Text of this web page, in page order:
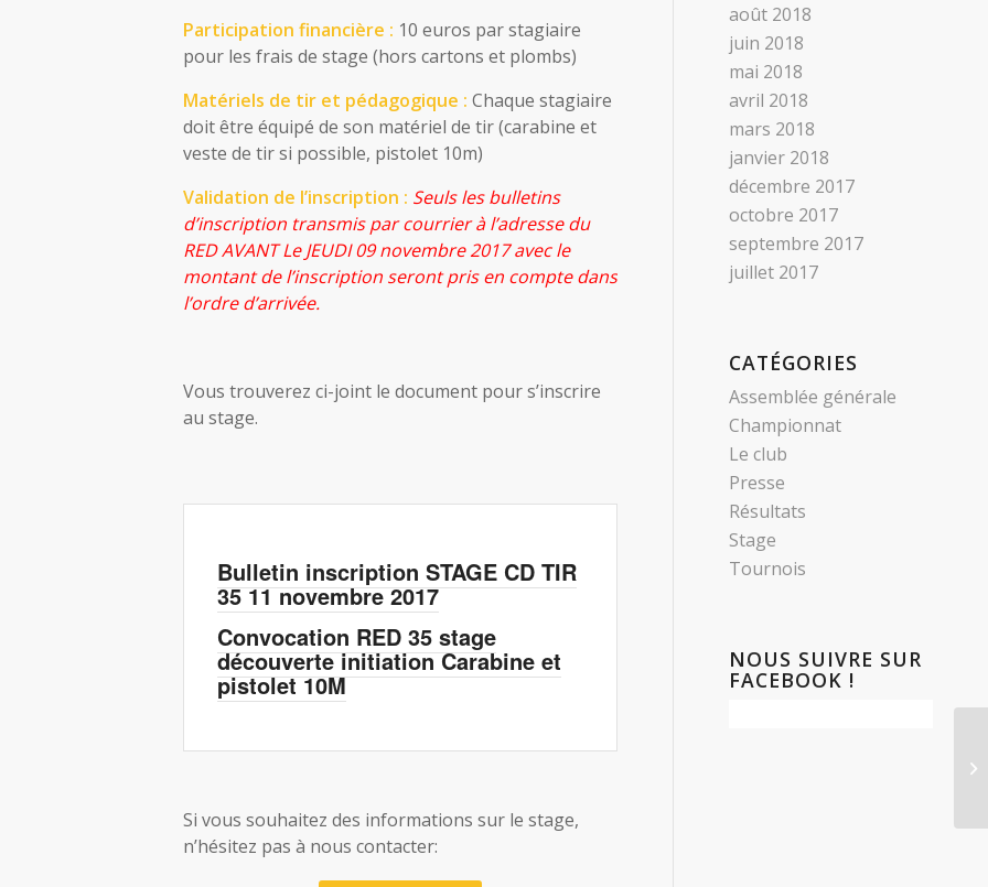
Participation financière : 10 euros par stagiaire
pour les frais de stage (hors cartons et plombs)
Matériels de tir et pédagogique : Chaque stagiaire
doit être équipé de son matériel de tir (carabine et
veste de tir si possible, pistolet 10m)
Validation de l’inscription : Seuls les bulletins
d’inscription transmis par courrier à l’adresse du
RED AVANT Le JEUDI 09 novembre 2017 avec le
montant de l’inscription seront pris en compte dans
l’ordre d’arrivée.
Vous trouverez ci-joint le document pour s’inscrire
au stage.
Bulletin inscription STAGE CD TIR
35 11 novembre 2017
Convocation RED 35 stage
découverte initiation Carabine et
pistolet 10M
Si vous souhaitez des informations sur le stage,
n’hésitez pas à nous contacter:
août 2018
juin 2018
mai 2018
avril 2018
mars 2018
janvier 2018
décembre 2017
octobre 2017
septembre 2017
juillet 2017
CATÉGORIES
Assemblée générale
Championnat
Le club
Presse
Résultats
Stage
Tournois
NOUS SUIVRE SUR
FACEBOOK !